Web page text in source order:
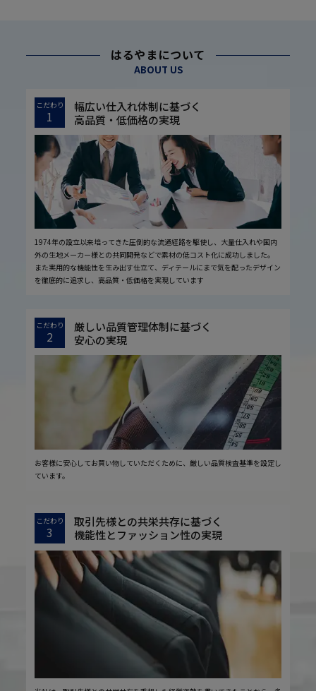
はるやまについて
ABOUT US
こだわり
1
幅広い仕入れ体制に基づく
高品質・低価格の実現
1974年の設立以来培ってきた圧倒的な流通経路を駆使し、大量仕入れや国内
外の生地メーカー様との共同開発などで素材の低コスト化に成功しました。
また実用的な機能性を生み出す仕立て、ディテールにまで気を配ったデザイン
を徹底的に追求し、高品質・低価格を実現しています
こだわり
2
厳しい品質管理体制に基づく
安心の実現
お客様に安心してお買い物していただくために、厳しい品質検査基準を設定し
ています。
こだわり
3
取引先様との共栄共存に基づく
機能性とファッション性の実現